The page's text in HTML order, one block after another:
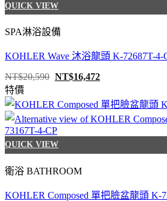
QUICK VIEW
SPA淋浴設備
KOHLER Wave 沐浴龍頭 K-72687T-4-
NT$20,590 原
格：
NT$20,590。
NT$16,472目
格：
NT$16,472。
特價
QUICK VIEW
衛浴 BATHROOM
KOHLER Composed 單把臉盆龍頭 K-